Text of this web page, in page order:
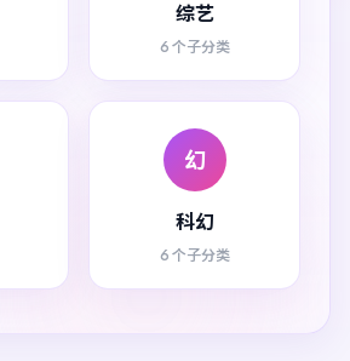
综艺
6 个子分类
幻
科幻
6 个子分类